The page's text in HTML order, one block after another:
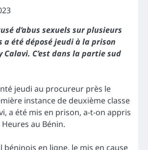
d’abus sexuels sur plusieurs
a été déposé jeudi à la prison
Calavi. C’est dans la partie sud
jeudi au procureur près le
instance de deuxième classe
a été mis en prison, a-t-on appris
au Bénin.
béninois en ligne, le mis en cause